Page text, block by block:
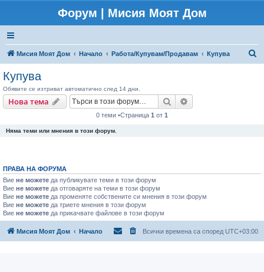
Форум | Мисия Моят Дом
Мисия Моят Дом Начало Работа/Купувам/Продавам Купува
Купува
Обявите се изтриват автоматично след 14 дни.
Нова тема Търсене
0 теми •Страница 1 от 1
Няма теми или мнения в този форум.
ПРАВА НА ФОРУМА
Вие не можете да публикувате теми в този форум
Вие не можете да отговаряте на теми в този форум
Вие не можете да променяте собствените си мнения в този форум
Вие не можете да триете мнения в този форум
Вие не можете да прикачвате файлове в този форум
Мисия Моят Дом Начало Всички времена са според UTC+03:00